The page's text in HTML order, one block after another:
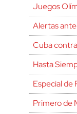
Juegos
Alertas
Cuba
Hasta
Especial de
Primero de